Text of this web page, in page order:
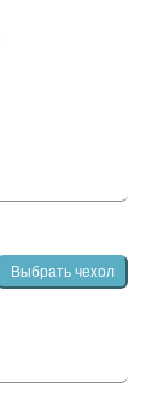
Выбрать чехол